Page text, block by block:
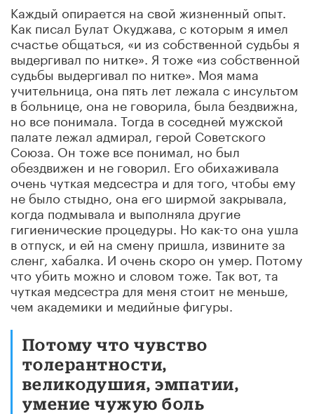
Каждый опирается на свой жизненный опыт.
Как писал Булат Окуджава, с которым я имел
счастье общаться, «и из собственной судьбы я
выдергивал по нитке». Я тоже «из собственной
судьбы выдергивал по нитке». Моя мама
учительница, она пять лет лежала с инсультом
в больнице, она не говорила, была бездвижна,
но все понимала. Тогда в соседней мужской
палате лежал адмирал, герой Советского
Союза. Он тоже все понимал, но был
обездвижен и не говорил. Его обихаживала
очень чуткая медсестра и для того, чтобы ему
не было стыдно, она его ширмой закрывала,
когда подмывала и выполняла другие
гигиенические процедуры. Но как-то она ушла
в отпуск, и ей на смену пришла, извините за
сленг, хабалка. И очень скоро он умер. Потому
что убить можно и словом тоже. Так вот, та
чуткая медсестра для меня стоит не меньше,
чем академики и медийные фигуры.
Потому что чувство
толерантности,
великодушия, эмпатии,
умение чужую боль